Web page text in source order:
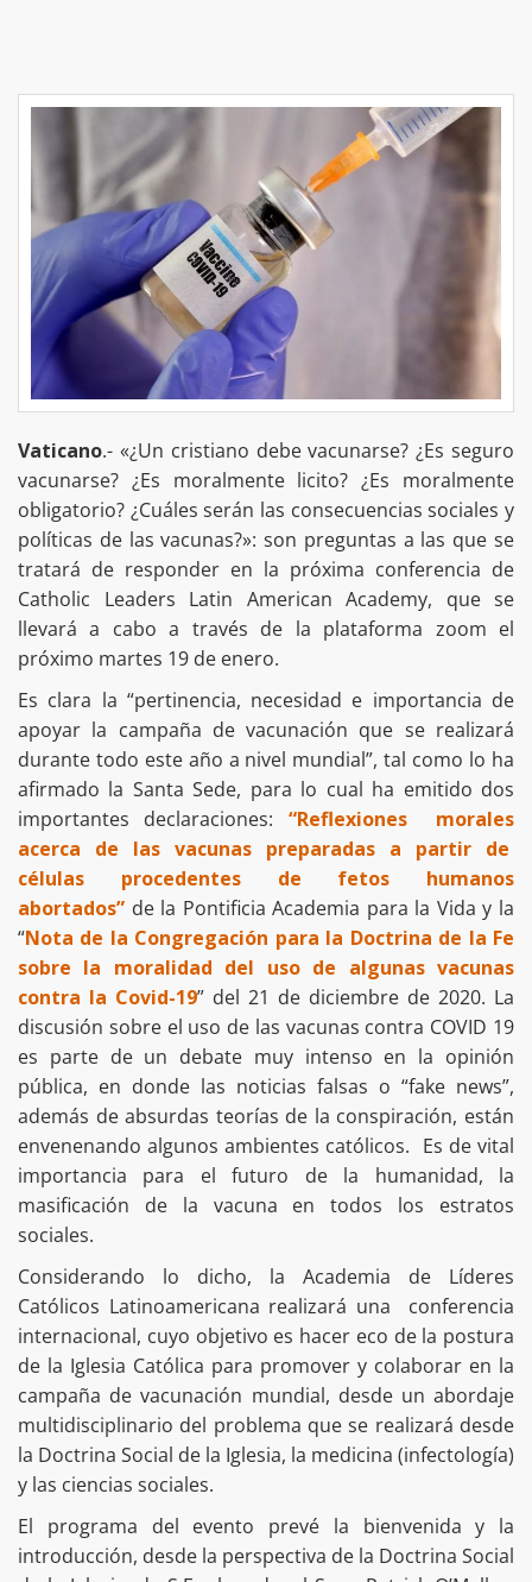
Vaticano.- «¿Un cristiano debe vacunarse? ¿Es seguro
vacunarse? ¿Es moralmente licito? ¿Es moralmente
obligatorio? ¿Cuáles serán las consecuencias sociales y
políticas de las vacunas?»: son preguntas a las que se
tratará de responder en la próxima conferencia de
Catholic Leaders Latin American Academy, que se
llevará a cabo a través de la plataforma zoom el
próximo martes 19 de enero.
Es clara la “pertinencia, necesidad e importancia de
apoyar la campaña de vacunación que se realizará
durante todo este año a nivel mundial”, tal como lo ha
afirmado la Santa Sede, para lo cual ha emitido dos
importantes declaraciones: “Reflexiones morales
acerca de las vacunas preparadas a partir de
células procedentes de fetos humanos
abortados” de la Pontificia Academia para la Vida y la
“Nota de la Congregación para la Doctrina de la Fe
sobre la moralidad del uso de algunas vacunas
contra la Covid-19” del 21 de diciembre de 2020. La
discusión sobre el uso de las vacunas contra COVID 19
es parte de un debate muy intenso en la opinión
pública, en donde las noticias falsas o “fake news”,
además de absurdas teorías de la conspiración, están
envenenando algunos ambientes católicos. Es de vital
importancia para el futuro de la humanidad, la
masificación de la vacuna en todos los estratos
sociales.
Considerando lo dicho, la Academia de Líderes
Católicos Latinoamericana realizará una conferencia
internacional, cuyo objetivo es hacer eco de la postura
de la Iglesia Católica para promover y colaborar en la
campaña de vacunación mundial, desde un abordaje
multidisciplinario del problema que se realizará desde
la Doctrina Social de la Iglesia, la medicina (infectología)
y las ciencias sociales.
El programa del evento prevé la bienvenida y la
introducción, desde la perspectiva de la Doctrina Social